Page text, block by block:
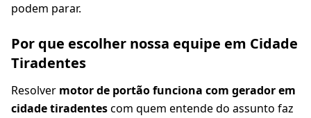
podem parar.
Por que escolher nossa equipe em Cidade
Tiradentes
Resolver motor de portão funciona com gerador em
cidade tiradentescom quem entende do assunto faz